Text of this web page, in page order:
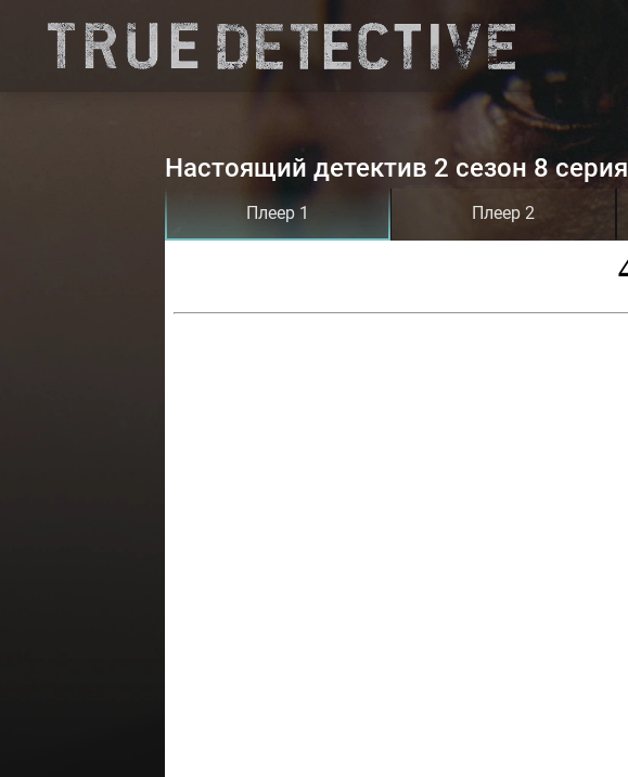
Настоящий детектив 2 сезон 8 серия
Плеер 1 Плеер 2